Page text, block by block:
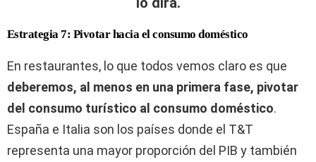
Estrategia 7: Pivotar hacia el consumo doméstico
En restaurantes, lo que todos vemos claro es que
deberemos, al menos en una primera fase, pivotar
del consumo turístico al consumo doméstico.
España e Italia son los países donde el T&T
representa una mayor proporción del PIB y también